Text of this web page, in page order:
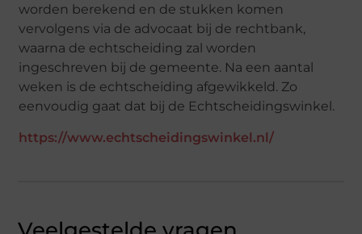
worden berekend en de stukken komen
vervolgens via de advocaat bij de rechtbank,
waarna de echtscheiding zal worden
ingeschreven bij de gemeente. Na een aantal
weken is de echtscheiding afgewikkeld. Zo
eenvoudig gaat dat bij de Echtscheidingswinkel.
https://www.echtscheidingswinkel.nl/